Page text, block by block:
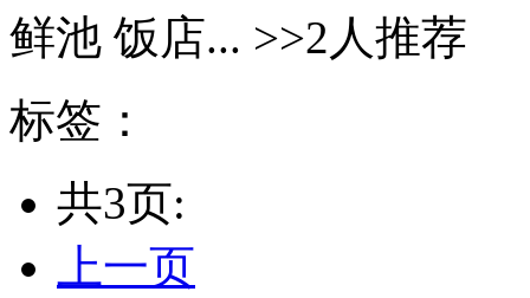
鲜池 饭店... >>2人推荐
标签：
共3页:
上一页